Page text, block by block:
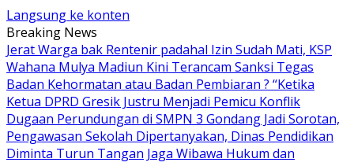
Langsung ke konten
Breaking News
Jerat Warga bak Rentenir padahal Izin Sudah Mati, KSP
Wahana Mulya Madiun Kini Terancam Sanksi Tegas
Badan Kehormatan atau Badan Pembiaran ? “Ketika
Ketua DPRD Gresik Justru Menjadi Pemicu Konflik
Dugaan Perundungan di SMPN 3 Gondang Jadi Sorotan,
Pengawasan Sekolah Dipertanyakan, Dinas Pendidikan
Diminta Turun Tangan Jaga Wibawa Hukum dan